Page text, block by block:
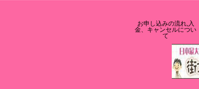
お申し込みの流れ,入
金、キャンセルについ
て